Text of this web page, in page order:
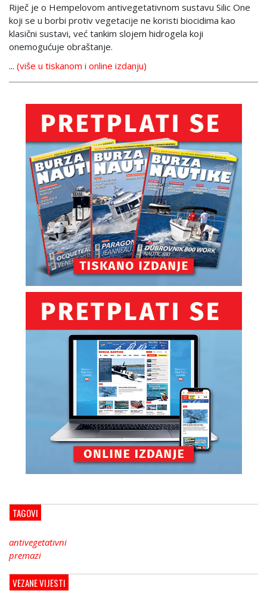
Riječ je o Hempelovom antivegetativnom sustavu Silic One
koji se u borbi protiv vegetacije ne koristi biocidima kao
klasični sustavi, već tankim slojem hidrogela koji
onemogućuje obraštanje.
... (više u tiskanom i online izdanju)
TAGOVI
antivegetativni
premazi
VEZANE VIJESTI